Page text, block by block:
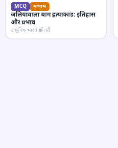
MCQ मध्यम
जलियांवाला बाग हत्याकांड: इतिहास
और प्रभाव
आधुनिक भारत प्रश्नोत्तरी